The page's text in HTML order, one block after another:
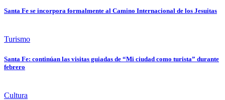
Santa Fe se incorpora formalmente al Camino Internacional de los Jesuitas
Turismo
Santa Fe: continúan las visitas guiadas de “Mi ciudad como turista” durante
febrero
Cultura